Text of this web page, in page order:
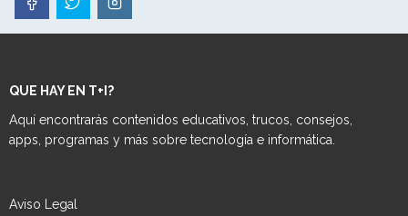
QUE HAY EN T+I?
Aquí encontrarás contenidos educativos, trucos, consejos,
apps, programas y más sobre tecnología e informática.
Aviso Legal